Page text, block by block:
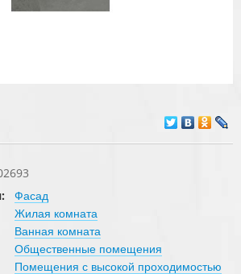
Фасад
Жилая комната
Ванная комната
Общественные помещения
Помещения с высокой проходимостью